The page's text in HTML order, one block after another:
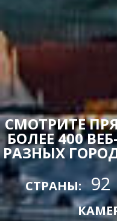
СМОТРИТЕ
БОЛЕЕ 400
РАЗНЫХ
СТРАНЫ: 92